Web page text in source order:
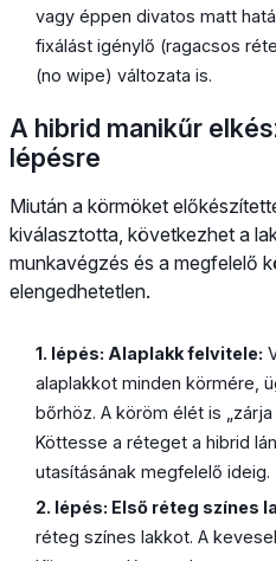
vagy éppen divatos matt
fixálást igénylő (ragacsos
(no wipe) változata is.
A hibrid manikűr
lépésre
Miután a körmöket
kiválasztotta, következhet a
munkavégzés és a megfelelő
elengedhetetlen.
1. lépés: Alaplakk felvitele:
alaplakkot minden körmére,
bőrhöz. A köröm élét is
Köttesse a réteget a hibrid
utasításának megfelelő ideig.
2. lépés: Első réteg színes
réteg színes lakkot. A